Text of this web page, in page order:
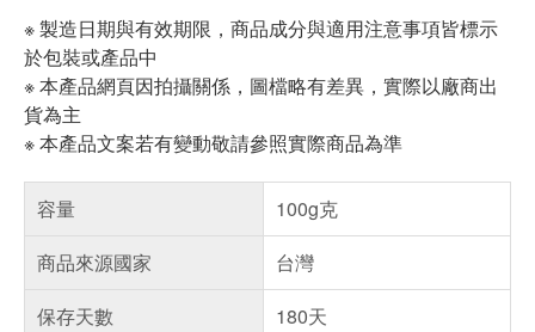
※ 製造日期與有效期限，商品成分與適用注意事項皆標示
於包裝或產品中
※ 本產品網頁因拍攝關係，圖檔略有差異，實際以廠商出
貨為主
※ 本產品文案若有變動敬請參照實際商品為準
容量
100g克
商品來源國家
台灣
保存天數
180天